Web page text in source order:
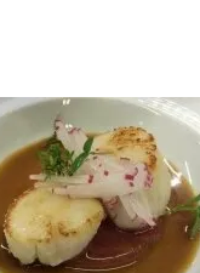
„Santai Spa“
von Lotusblütenöl wirkt
verliehen.
Bali, der paradiesischen
und edles
weg - in Welten der